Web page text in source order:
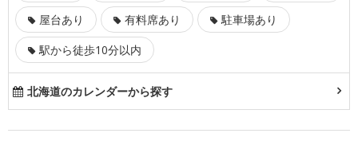
屋台あり
有料席あり
駐車場あり
駅から徒歩10分以内
北海道のカレンダーから探す